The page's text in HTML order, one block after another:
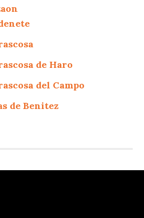
de Haro
del Campo
de Benitez